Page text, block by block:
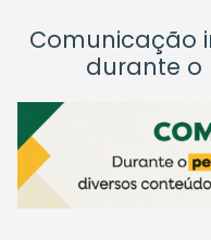
Comunicação
durante o